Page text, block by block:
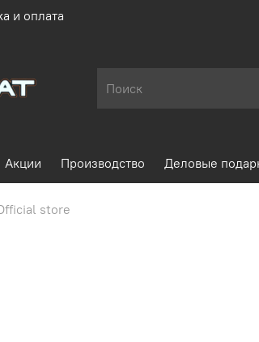
и оплата
Акции Производство Деловые
store